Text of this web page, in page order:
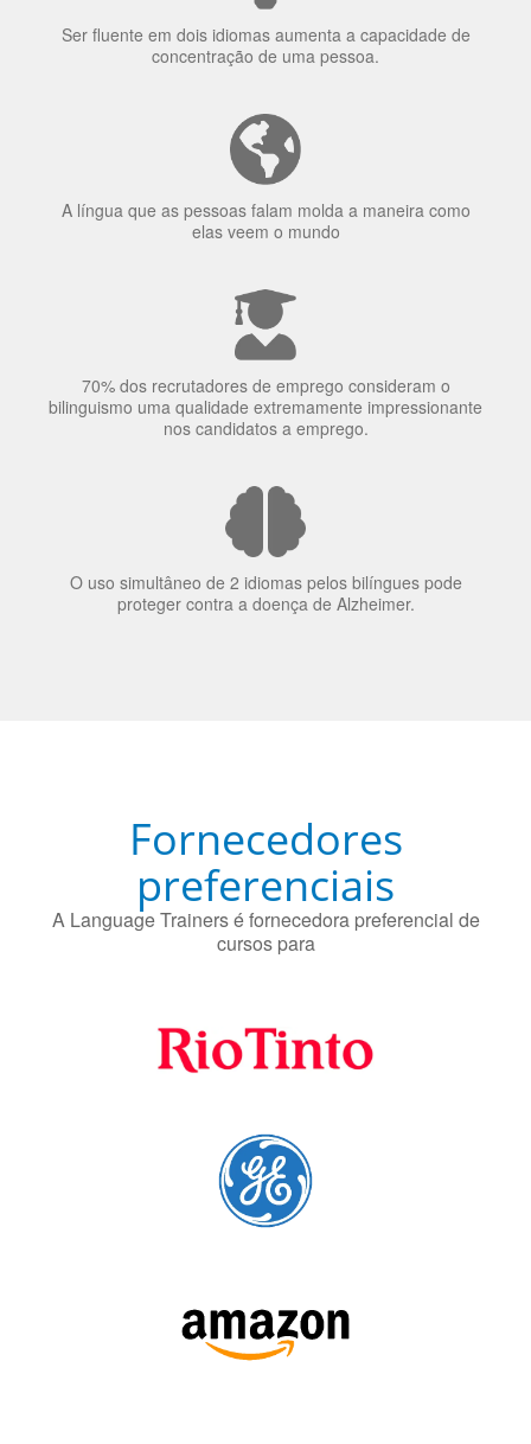
Ser fluente em dois idiomas aumenta a capacidade de
concentração de uma pessoa.
A língua que as pessoas falam molda a maneira como
elas veem o mundo
70% dos recrutadores de emprego consideram o
bilinguismo uma qualidade extremamente impressionante
nos candidatos a emprego.
O uso simultâneo de 2 idiomas pelos bilíngues pode
proteger contra a doença de Alzheimer.
Fornecedores
preferenciais
A Language Trainers é fornecedora preferencial de
cursos para